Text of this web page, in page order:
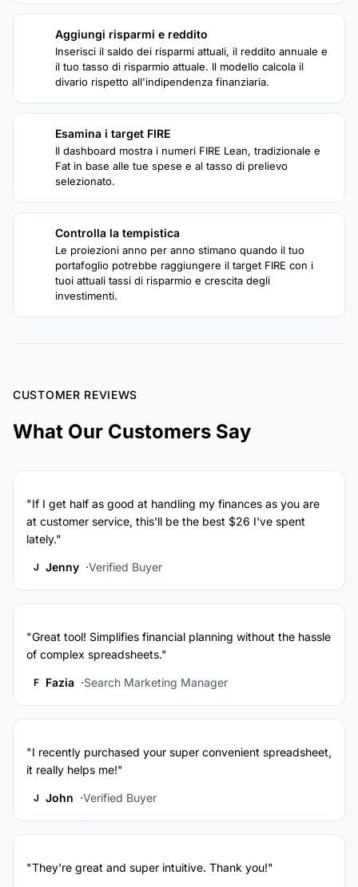
Aggiungi risparmi e reddito
Inserisci il saldo dei risparmi attuali, il reddito annuale e
il tuo tasso di risparmio attuale. Il modello calcola il
divario rispetto all'indipendenza finanziaria.
Esamina i target FIRE
Il dashboard mostra i numeri FIRE Lean, tradizionale e
Fat in base alle tue spese e al tasso di prelievo
selezionato.
Controlla la tempistica
Le proiezioni anno per anno stimano quando il tuo
portafoglio potrebbe raggiungere il target FIRE con i
tuoi attuali tassi di risparmio e crescita degli
investimenti.
CUSTOMER REVIEWS
What Our Customers Say
"If I get half as good at handling my finances as you are
at customer service, this'll be the best $26 I've spent
lately."
J Jenny Verified Buyer
"Great tool! Simplifies financial planning without the hassle
of complex spreadsheets."
F Fazia Search Marketing Manager
"I recently purchased your super convenient spreadsheet,
it really helps me!"
J John Verified Buyer
"They're great and super intuitive. Thank you!"